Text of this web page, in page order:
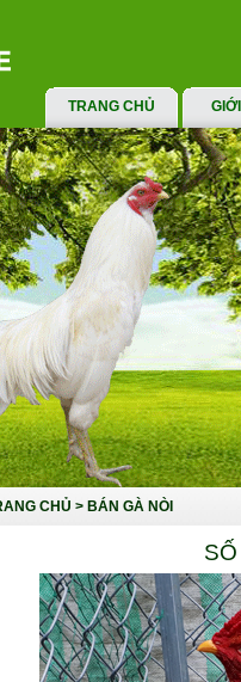
TRANG CHỦ
CHỦ > BÁN GÀ NÒI